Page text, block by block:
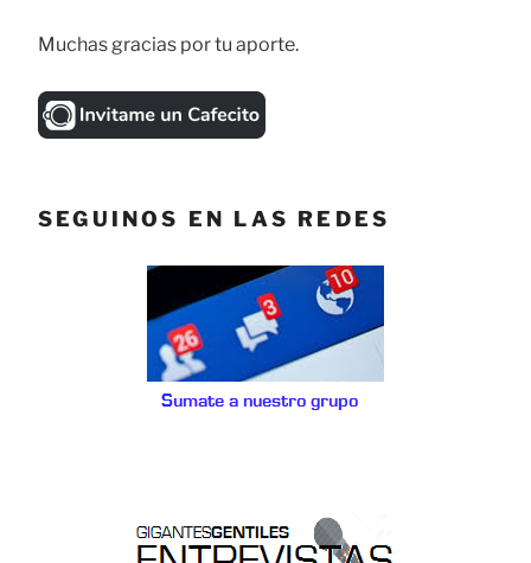
Muchas gracias por tu aporte.
SEGUINOS EN LAS REDES